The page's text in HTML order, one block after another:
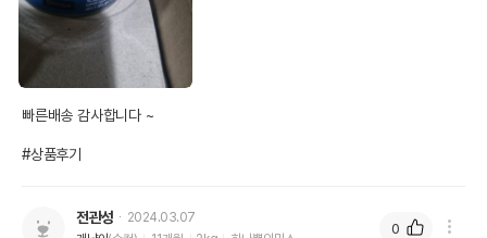
빠른배송 감사합니다 ~
#상품후기
전관성
2024.03.07
0